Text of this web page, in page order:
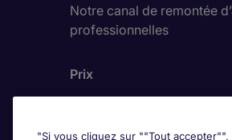
Notre canal de remontée
professionnelles
Prix
"Si vous cliquez sur ""Tout